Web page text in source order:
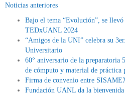
Noticias anteriores
Bajo el tema “Evolución”, se
TEDxUANL 2024
“Amigos de la UNI” celebra su
Universitario
60° aniversario de la preparatoria
de cómputo y material de práctica
Firma de convenio entre
Fundación UANL da la bienvenida